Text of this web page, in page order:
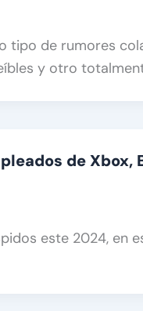
tipo de rumores
y otro
de Xbox,
este 2024, en